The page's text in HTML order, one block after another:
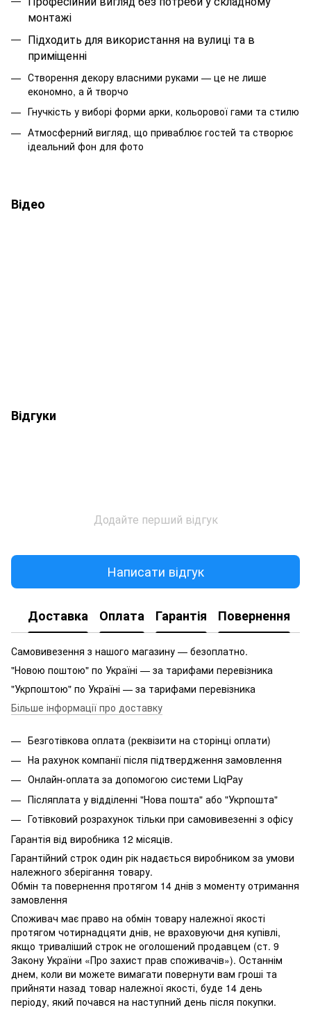
монтажі
Підходить для використання на вулиці та в
приміщенні
Створення декору власними руками — це не лише
економно, а й творчо
Гнучкість у виборі форми арки, кольорової гами та стилю
Атмосферний вигляд, що приваблює гостей та створює
ідеальний фон для фото
Відео
Відгуки
Додайте перший відгук
Написати відгук
Доставка Оплата Гарантія Повернення
Самовивезення з нашого магазину — безоплатно.
"Новою поштою" по Україні — за тарифами перевізника
"Укрпоштою" по Україні — за тарифами перевізника
Більше інформації про доставку
Безготівкова оплата (реквізити на сторінці оплати)
На рахунок компанії після підтвердження замовлення
Онлайн-оплата за допомогою системи LiqPay
Післяплата у відділенні "Нова пошта" або "Укрпошта"
Готівковий розрахунок тільки при самовивезенні з офісу
Гарантія від виробника 12 місяців.
Гарантійний строк один рік надається виробником за умови
належного зберігання товару.
Обмін та повернення протягом 14 днів з моменту отримання
замовлення
Споживач має право на обмін товару належної якості
протягом чотирнадцяти днів, не враховуючи дня купівлі,
якщо триваліший строк не оголошений продавцем (ст. 9
Закону України «Про захист прав споживачів»). Останнім
днем, коли ви можете вимагати повернути вам гроші та
прийняти назад товар належної якості, буде 14 день
періоду, який почався на наступний день після покупки.